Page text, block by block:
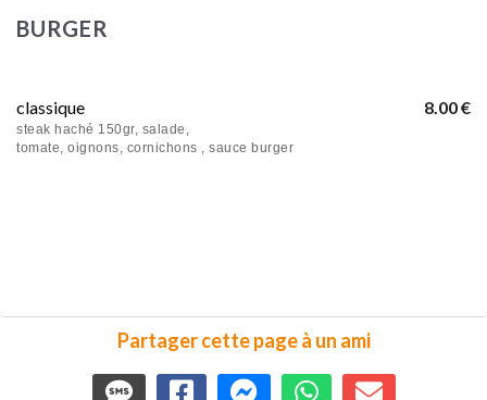
BURGER
8.00 €
classique
steak haché 150gr, salade,
tomate, oignons, cornichons , sauce burger
Partager cette page à un ami